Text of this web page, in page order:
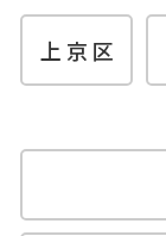
上京区